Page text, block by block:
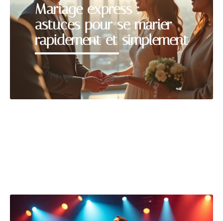
Mariage express :
astuces pour se marier
rapidement et simplement